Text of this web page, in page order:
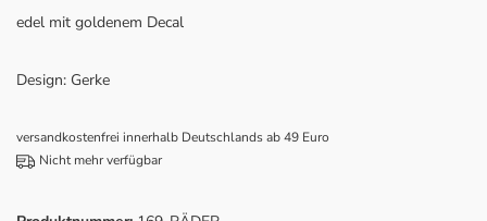
edel mit goldenem Decal
Design: Gerke
versandkostenfrei innerhalb Deutschlands ab 49 Euro
Nicht mehr verfügbar